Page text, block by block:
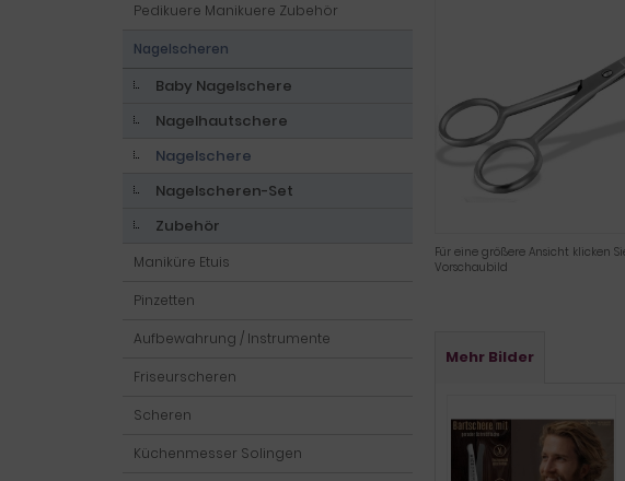
Für eine größere Ansicht klicken
Vorschaubild
Mehr Bilder
Pedikuere Manikuere Zubehör
Nagelscheren
Baby Nagelschere
Nagelhautschere
Nagelschere
Nagelscheren-Set
Zubehör
Maniküre Etuis
Pinzetten
Aufbewahrung / Instrumente
Friseurscheren
Scheren
Küchenmesser Solingen